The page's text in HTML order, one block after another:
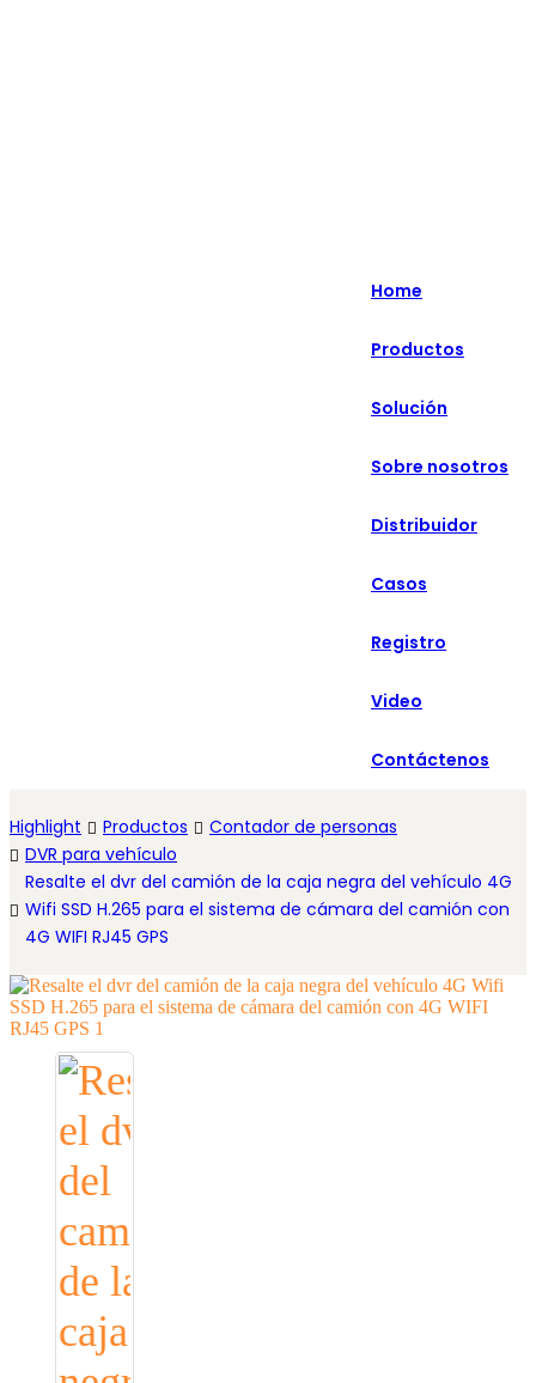
русский
Español
Home
Productos
Solución
Sobre nosotros
Distribuidor
Casos
Registro
Video
Contáctenos
Highlight Productos
Contador de personas
DVR para vehículo
Resalte el dvr del camión de la caja negra del vehículo 4G
Wifi SSD H.265 para el sistema de cámara del camión con
4G WIFI RJ45 GPS